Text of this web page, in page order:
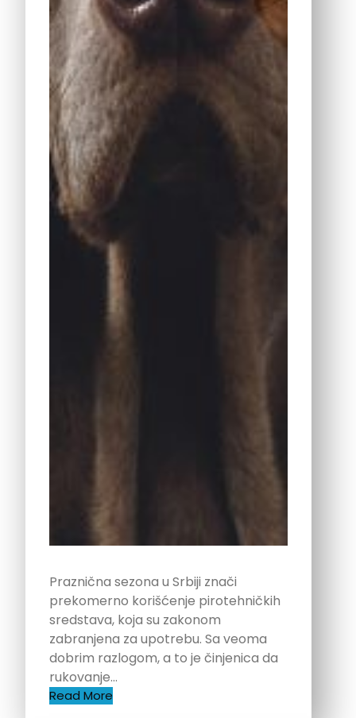
Praznična sezona u Srbiji znači
prekomerno korišćenje pirotehničkih
sredstava, koja su zakonom
zabranjena za upotrebu. Sa veoma
dobrim razlogom, a to je činjenica da
rukovanje…
Read More